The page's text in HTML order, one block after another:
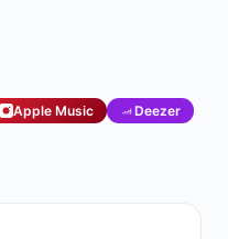
Apple Music Deezer